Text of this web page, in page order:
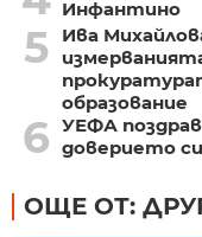
Инфантино
5
Ива
образование
6 УЕФА
доверието
ОЩЕ ОТ: